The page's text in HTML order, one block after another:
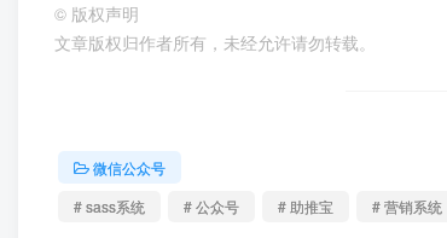
© 版权声明
文章版权归作者所有，未经允许请勿转载。
微信公众号
# sass系统
# 公众号 # 助推宝 # 营销系统